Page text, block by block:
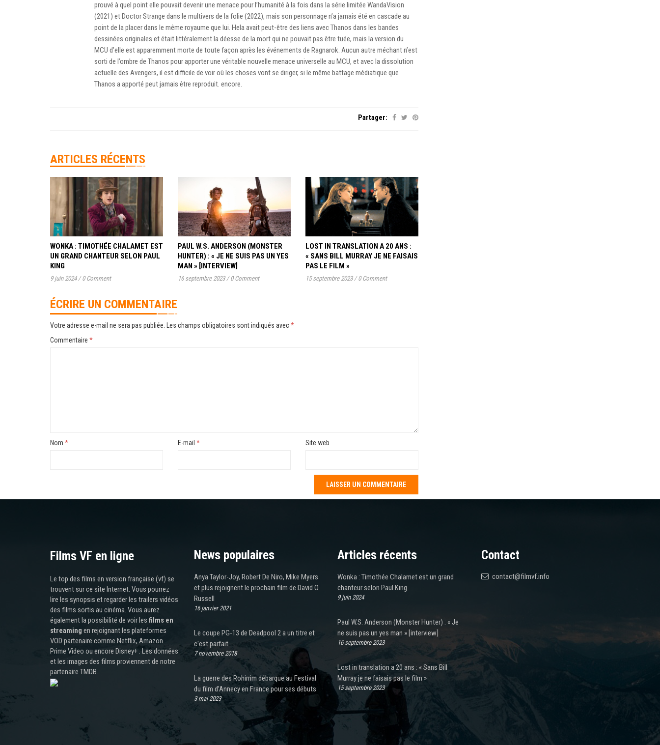
prouvé à quel point elle pouvait devenir une menace pour l’humanité à la fois dans la série limitée WandaVision
(2021) et Doctor Strange dans le multivers de la folie (2022), mais son personnage n’a jamais été en cascade au
point de la placer dans le même royaume que lui. Hela avait peut-être des liens avec Thanos dans les bandes
dessinées originales et était littéralement la déesse de la mort qui ne pouvait pas être tuée, mais la version du
MCU d’elle est apparemment morte de toute façon après les événements de Ragnarok. Aucun autre méchant n’est
sorti de l’ombre de Thanos pour apporter une véritable nouvelle menace universelle au MCU, et avec la dissolution
actuelle des Avengers, il est difficile de voir où les choses vont se diriger, si le même battage médiatique que
Thanos a apporté peut jamais être reproduit. encore.
Partager:
ARTICLES RÉCENTS
WONKA : TIMOTHÉE CHALAMET EST
UN GRAND CHANTEUR SELON PAUL
KING
9 juin 2024 / 0 Comment
PAUL W.S. ANDERSON (MONSTER
HUNTER) : « JE NE SUIS PAS UN YES
MAN » [INTERVIEW]
16 septembre 2023 / 0 Comment
LOST IN TRANSLATION A 20 ANS :
« SANS BILL MURRAY JE NE FAISAIS
PAS LE FILM »
15 septembre 2023 / 0 Comment
ÉCRIRE UN COMMENTAIRE
Votre adresse e-mail ne sera pas publiée. Les champs obligatoires sont indiqués avec*
Commentaire *
Nom * E-mail * Site web
Films VF en ligne
Le top des films en version française (vf) se
trouvent sur ce site Internet. Vous pourrez
lire les synopsis et regarder les trailers vidéos
des films sortis au cinéma. Vous aurez
également la possibilité de voir les films en
streaming en rejoignant les plateformes
VOD partenaire comme Netflix, Amazon
Prime Video ou encore Disney+ . Les données
et les images des films proviennent de notre
partenaire TMDB.
News populaires
Anya Taylor-Joy, Robert De Niro, Mike Myers
et plus rejoignent le prochain film de David O.
Russell
16 janvier 2021
Le coupe PG-13 de Deadpool 2 a un titre et
c'est parfait
7 novembre 2018
La guerre des Rohirrim débarque au Festival
du film d’Annecy en France pour ses débuts
3 mai 2023
Articles récents
Wonka : Timothée Chalamet est un grand
chanteur selon Paul King
9 juin 2024
Paul W.S. Anderson (Monster Hunter) : « Je
ne suis pas un yes man » [interview]
16 septembre 2023
Lost in translation a 20 ans : « Sans Bill
Murray je ne faisais pas le film »
15 septembre 2023
Contact
contact@filmvf.info